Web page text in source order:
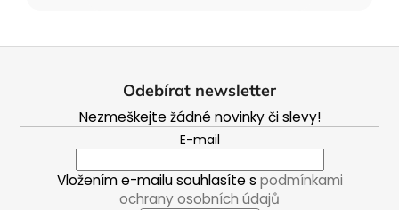
Odebírat newsletter
Nezmeškejte žádné novinky či slevy!
E-mail
Vložením e-mailu souhlasíte s podmínkami
ochrany osobních údajů